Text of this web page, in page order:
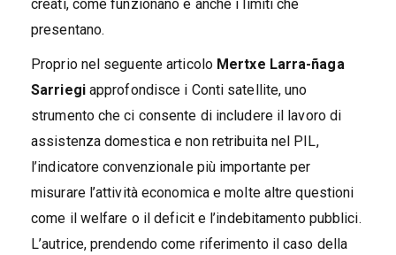
creati, come funzionano e anche i limiti che
presentano.
Proprio nel seguente articolo Mertxe Larra-ñaga
Sarriegiapprofondisce i Conti satellite, uno
strumento che ci consente di includere il lavoro di
assistenza domestica e non retribuita nel PIL,
l’indicatore convenzionale più importante per
misurare l’attività economica e molte altre questioni
come il welfare o il deficit e l’indebitamento pubblici.
L’autrice, prendendo come riferimento il caso della